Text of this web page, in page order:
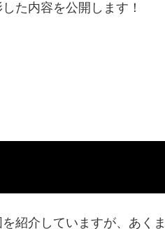
た内容を公開します！
紹介していますが、あく